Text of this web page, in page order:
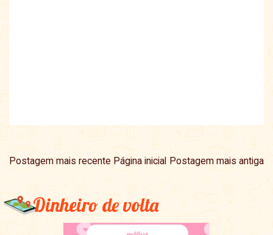
Postagem mais recente Postagem mais antiga
Página inicial
Dinheiro de volta